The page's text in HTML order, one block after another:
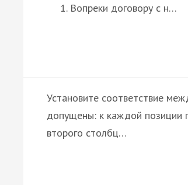
Вопреки договору с н…
Установите соответствие
допущены: к каждой позиции
второго столбц…